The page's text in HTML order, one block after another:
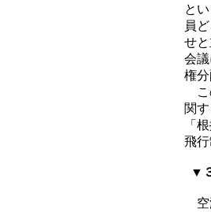
と
員
せ
会
権
こ
関
「
飛
▼
空